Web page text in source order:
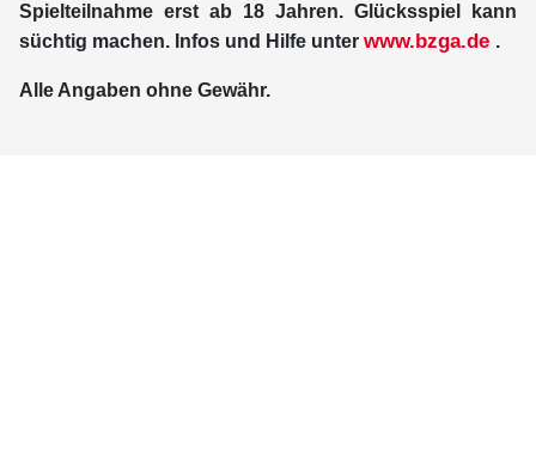
Spielteilnahme erst ab 18 Jahren. Glücksspiel kann
süchtig machen. Infos und Hilfe unter www.bzga.de .
Alle Angaben ohne Gewähr.